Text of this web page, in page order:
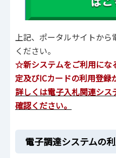
上記、ポータルサイトか
ください。
☆新システムをご利用にな
定及びICカードの利用登録
詳しくは電子入札関連シ
確認ください。
電子調達システムの